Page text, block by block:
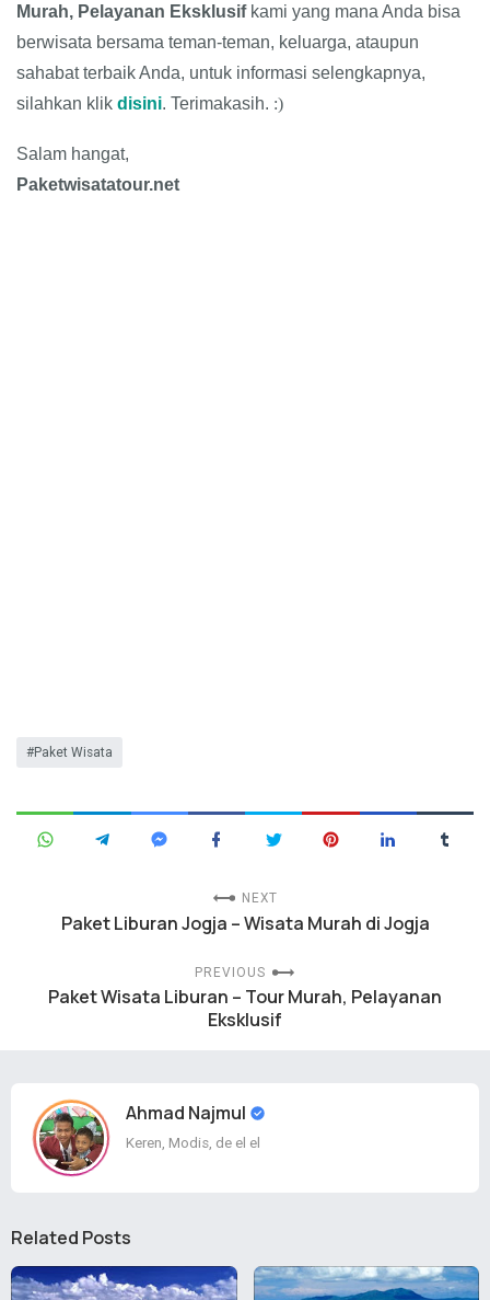
Murah, Pelayanan Eksklusifkami yang mana Anda bisa
berwisata bersama teman-teman, keluarga, ataupun
sahabat terbaik Anda, untuk informasi selengkapnya,
silahkan klik disini. Terimakasih. :)
Salam hangat,
Paketwisatatour.net
Paket Wisata
NEXT
Paket Liburan Jogja – Wisata Murah di Jogja
PREVIOUS
Paket Wisata Liburan – Tour Murah, Pelayanan
Eksklusif
Ahmad Najmul
Keren, Modis, de el el
Related Posts